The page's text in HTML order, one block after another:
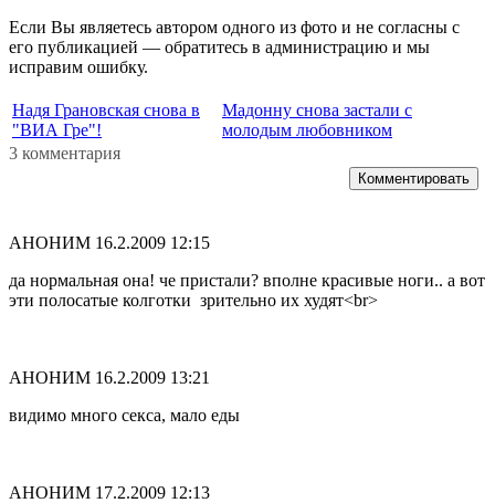
Если Вы являетесь автором одного из фото и не согласны с
его публикацией — обратитесь в администрацию и мы
исправим ошибку.
Надя Грановская снова в
"ВИА Гре"!
Мадонну снова застали с
молодым любовником
3 комментария
Комментировать
АНОНИМ 16.2.2009 12:15
да нормальная она! че пристали? вполне красивые ноги.. а вот
эти полосатые колготки зрительно их худят<br>
АНОНИМ 16.2.2009 13:21
видимо много секса, мало еды
АНОНИМ 17.2.2009 12:13